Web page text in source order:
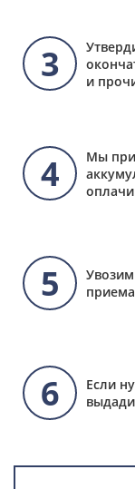
3
и
4
Мы
5
6
Если